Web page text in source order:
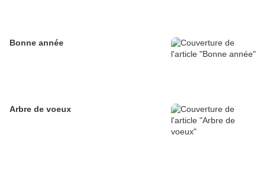
Bonne année
Arbre de voeux